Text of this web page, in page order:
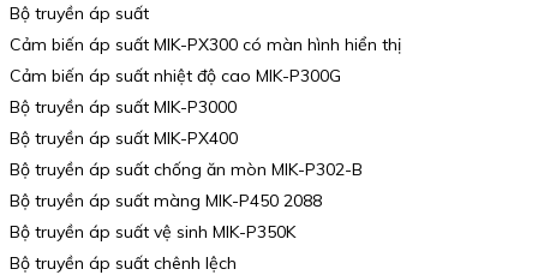
Bộ truyền áp suất
Cảm biến áp suất MIK-PX300 có màn hình hiển thị
Cảm biến áp suất nhiệt độ cao MIK-P300G
Bộ truyền áp suất MIK-P3000
Bộ truyền áp suất MIK-PX400
Bộ truyền áp suất chống ăn mòn MIK-P302-B
Bộ truyền áp suất màng MIK-P450 2088
Bộ truyền áp suất vệ sinh MIK-P350K
Bộ truyền áp suất chênh lệch